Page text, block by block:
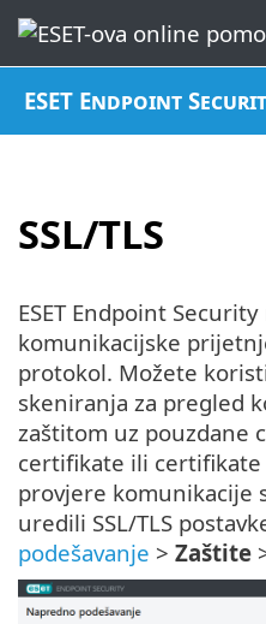
ESET Endpoint
SSL/TLS
ESET Endpoint
komunikacijske
protokol. Možete
skeniranja za pregled
zaštitom uz pouzdane
certifikate ili
provjere komunikacije
uredili SSL/TLS
podešavanje > Zaštite